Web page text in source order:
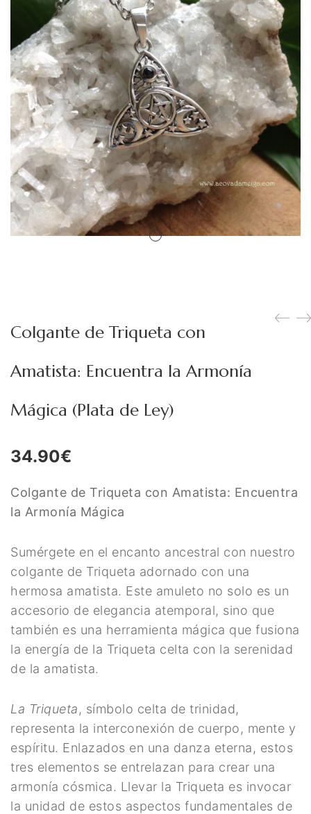
Amuletos Símbolos Celtas
Anillo Atlante
Aromaterapia
Atrapa sueños
Bolas de Cristal
Brujas de Artesanía
Cofre de los Deseos
Diosas Celtas
Duendes
Hadas
Inciensos Mágicos
Libros y Agendas
Llamadores de Angeles,
Angeles y Arcángeles
Llaveros Mágicos
Mano de Fátima y Ojo
Turco
Meditación
Nueva Colección
Para El Amor
Para El Exito
Para El Trabajo
Para Equilibrio Emocional
Colgante de Triqueta con
Amatista: Encuentra la Armonía
Mágica (Plata de Ley)
34.90€
Colgante de Triqueta con Amatista: Encuentra
la Armonía Mágica
Sumérgete en el encanto ancestral con nuestro
colgante de Triqueta adornado con una
hermosa amatista. Este amuleto no solo es un
accesorio de elegancia atemporal, sino que
también es una herramienta mágica que fusiona
la energía de la Triqueta celta con la serenidad
de la amatista.
La Triqueta, símbolo celta de trinidad,
representa la interconexión de cuerpo, mente y
espíritu. Enlazados en una danza eterna, estos
tres elementos se entrelazan para crear una
armonía cósmica. Llevar la Triqueta es invocar
la unidad de estos aspectos fundamentales de